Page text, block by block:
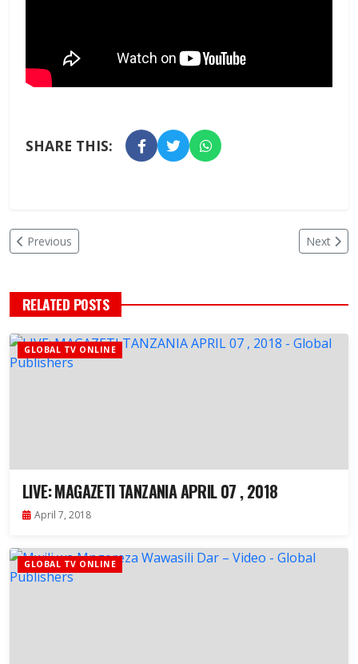
SHARE THIS:
Previous Next
RELATED POSTS
GLOBAL TV ONLINE
LIVE: MAGAZETI TANZANIA APRIL 07 , 2018
April 7, 2018
GLOBAL TV ONLINE